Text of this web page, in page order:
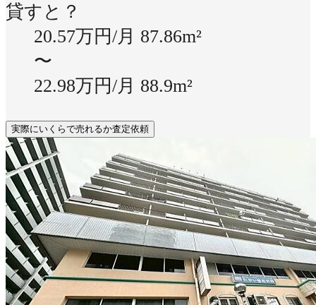
貸すと？
20.57万円/月 87.86m²
〜
22.98万円/月 88.9m²
実際にいくらで売れるか査定依頼